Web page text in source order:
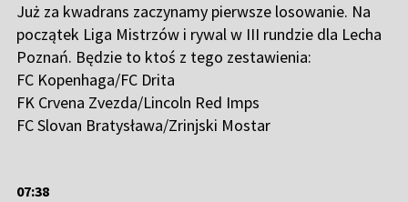
Już za kwadrans zaczynamy pierwsze losowanie. Na
początek Liga Mistrzów i rywal w III rundzie dla Lecha
Poznań. Będzie to ktoś z tego zestawienia:
FC Kopenhaga/FC Drita
FK Crvena Zvezda/Lincoln Red Imps
FC Slovan Bratysława/Zrinjski Mostar
07:38